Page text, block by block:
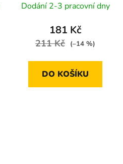
Dodání 2-3 pracovní dny
181 Kč
211 Kč (–14 %)
DO KOŠÍKU